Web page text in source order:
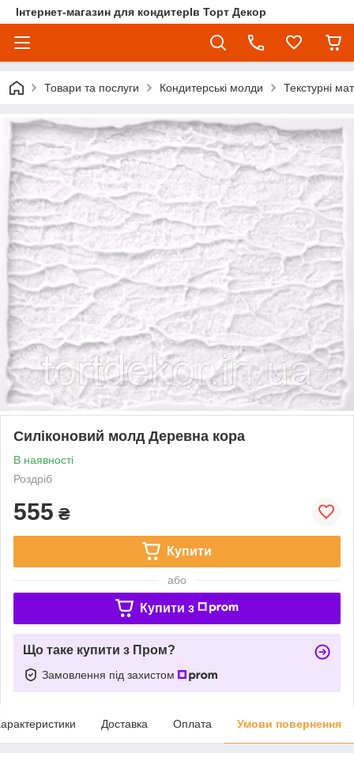
Інтернет-магазин для кондитерІв Торт Декор
Товари та послуги Кондитерські молди Текстурні
Силіконовий молд Деревна кора
В наявності
Роздріб
555 ₴
Купити
або
Купити з
Що таке купити з Пром?
Замовлення під захистом
Доставка Оплата Умови повернення